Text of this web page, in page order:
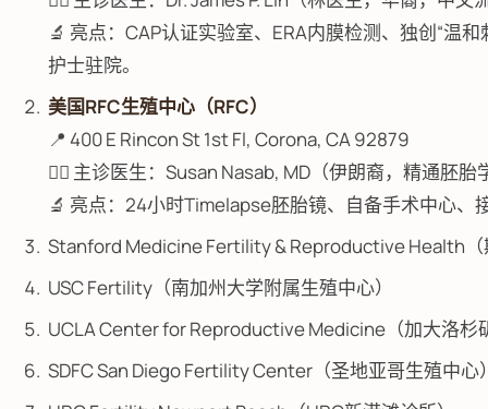
🔬 亮点：CAP认证实验室、ERA内膜检测、独创“温
护士驻院。
美国RFC生殖中心（RFC）
📍 400 E Rincon St 1st Fl, Corona, CA 92879
👩‍⚕️ 主诊医生：Susan Nasab, MD（伊朗裔，精通胚胎
🔬 亮点：24小时Timelapse胚胎镜、自备手术中心、
Stanford Medicine Fertility & Reproductive Health
USC Fertility（南加州大学附属生殖中心）
UCLA Center for Reproductive Medicine（加大洛杉
SDFC San Diego Fertility Center（圣地亚哥生殖中心